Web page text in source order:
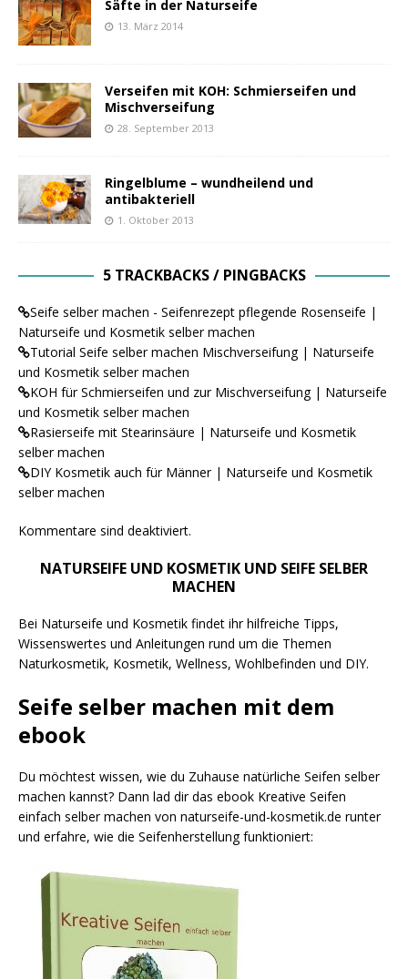
Säfte in der Naturseife
13. März 2014
Verseifen mit KOH: Schmierseifen und
Mischverseifung
28. September 2013
Ringelblume – wundheilend und
antibakteriell
1. Oktober 2013
5 TRACKBACKS / PINGBACKS
Seife selber machen - Seifenrezept pflegende Rosenseife |
Naturseife und Kosmetik selber machen
Tutorial Seife selber machen Mischverseifung | Naturseife
und Kosmetik selber machen
KOH für Schmierseifen und zur Mischverseifung | Naturseife
und Kosmetik selber machen
Rasierseife mit Stearinsäure | Naturseife und Kosmetik
selber machen
DIY Kosmetik auch für Männer | Naturseife und Kosmetik
selber machen
Kommentare sind deaktiviert.
NATURSEIFE UND KOSMETIK UND SEIFE SELBER
MACHEN
Bei Naturseife und Kosmetik findet ihr hilfreiche Tipps,
Wissenswertes und Anleitungen rund um die Themen
Naturkosmetik, Kosmetik, Wellness, Wohlbefinden und DIY.
Seife selber machen mit dem
ebook
Du möchtest wissen, wie du Zuhause natürliche Seifen selber
machen kannst? Dann lad dir das ebook Kreative Seifen
einfach selber machen von naturseife-und-kosmetik.de runter
und erfahre, wie die Seifenherstellung funktioniert: